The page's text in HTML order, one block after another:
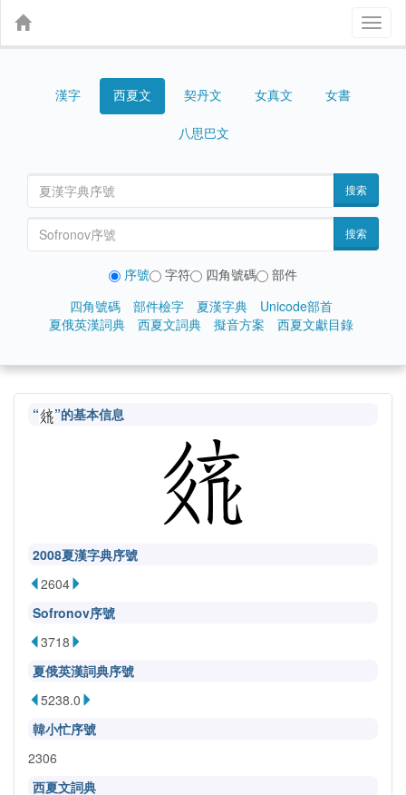
漢字 西夏文 契丹文 女真文 女書
八思巴文
搜索
搜索
序號 字符 四角號碼
部件
四角號碼
部件檢字 夏漢字典
Unicode部首
夏俄英漢詞典
西夏文詞典 擬音方案 西夏文獻目錄
“ ”的基本信息
2008夏漢字典序號
2604
Sofronov序號
3718
夏俄英漢詞典序號
5238.0
韓小忙序號
2306
西夏文詞典